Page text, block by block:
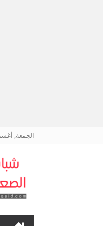
الجمعة, أغسطس